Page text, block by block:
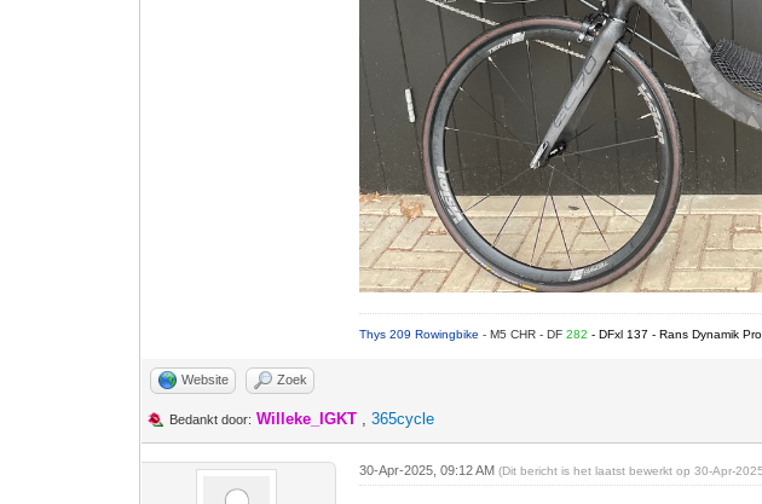
Thys 209 Rowingbike- M5 CHR - DF282- DFxl 137 - Rans Dynamik
Website Zoek
Bedankt door: Willeke_IGKT ,365cycle
30-Apr-2025, 09:12 AM(Dit bericht is het laatst bewerkt op 30-Apr-